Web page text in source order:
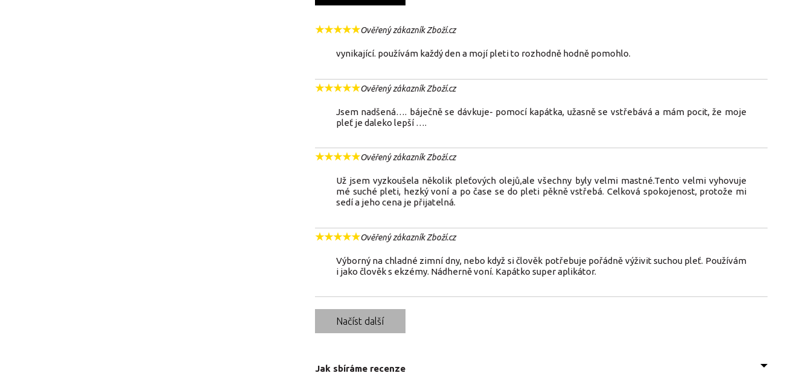
★★★★★Ověřený zákazník Zboží.cz
vynikající. používám každý den a mojí pleti to rozhodně hodně pomohlo.
★★★★★Ověřený zákazník Zboží.cz
Jsem nadšená…. báječně se dávkuje- pomocí kapátka, užasně se vstřebává a mám pocit, že moje
pleť je daleko lepší ….
★★★★★Ověřený zákazník Zboží.cz
Už jsem vyzkoušela několik pleťových olejů,ale všechny byly velmi mastné.Tento velmi vyhovuje
mé suché pleti, hezký voní a po čase se do pleti pěkně vstřebá. Celková spokojenost, protože mi
sedí a jeho cena je přijatelná.
★★★★★Ověřený zákazník Zboží.cz
Výborný na chladné zimní dny, nebo když si člověk potřebuje pořádně výživit suchou pleť. Používám
i jako člověk s ekzémy. Nádherně voní. Kapátko super aplikátor.
Načíst další
Jak sbíráme recenze